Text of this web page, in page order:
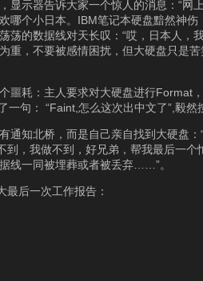
显示器告诉大家一个惊人的消息：“
哪个小日本。IBM笔记本硬盘黯然神
荡的数据线对天长叹：“哎，日本人
重，不要被感情困扰，但大硬盘只是
噩耗：主人要求对大硬盘进行Format
句： “Faint,怎么这次出中文了”,毅然按
通知北桥，而是自己亲自找到大硬盘
到，我做不到，好兄弟，帮我最后一
线一同被埋葬或者被丢弃……”。
后一次工作报告：